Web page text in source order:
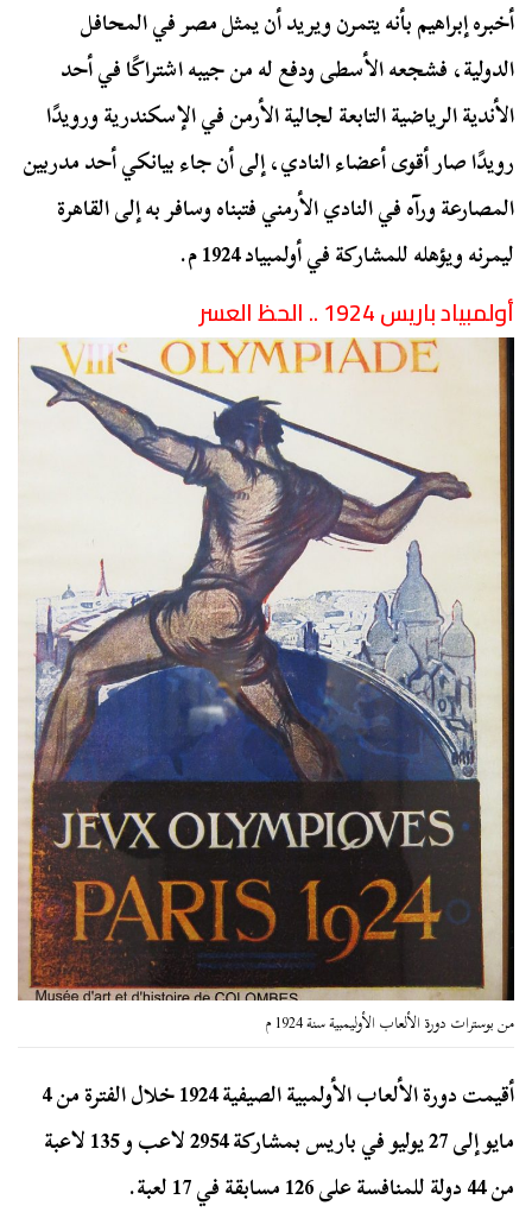
أخبره إبراهيم بأنه يتمرن ويريد أن يمثل مصر في المحافل
الدولية، فشجعه الأسطى ودفع له من جيبه اشتراكًا في أحد
الأندية الرياضية التابعة لجالية الأرمن في الإسكندرية ورويدًا
رويدًا صار أقوى أعضاء النادي، إلى أن جاء بيانكي أحد مدربين
المصارعة ورآه في النادي الأرمني فتبناه وسافر به إلى القاهرة
ليمرنه ويؤهله للمشاركة في أولمبياد 1924 م.
أولمبياد باريس 1924 .. الحظ العسر
من بوسترات دورة الألعاب الأوليمبية سنة 1924 م
أقيمت دورة الألعاب الأولمبية الصيفية 1924 خلال الفترة من 4
مايو إلى 27 يوليو في باريس بمشاركة 2954 لاعب و 135 لاعبة
من 44 دولة للمنافسة على 126 مسابقة في 17 لعبة.